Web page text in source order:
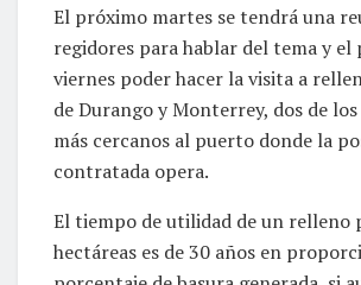
El próximo martes se tendrá una
regidores para hablar del tema y el
viernes poder hacer la visita a
de Durango y Monterrey, dos de
más cercanos al puerto donde la
contratada opera.
El tiempo de utilidad de un relleno
hectáreas es de 30 años en